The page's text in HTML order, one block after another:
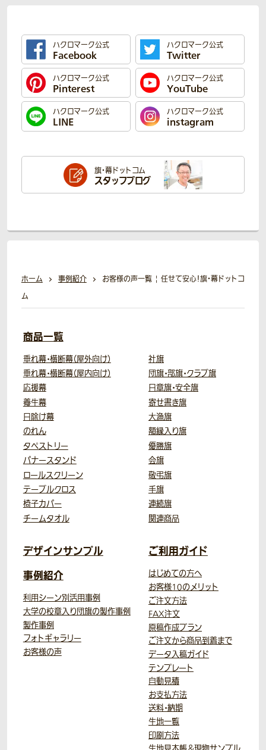
ハクロマーク公式
Facebook
ハクロマーク公式
Twitter
ハクロマーク公式
Pinterest
ハクロマーク公式
YouTube
ハクロマーク公式
LINE
ハクロマーク公式
instagram
旗・幕ドットコム
スタッフブログ
ホーム 事例紹介
お客様の声一覧 | 任せて安心！旗・幕ドットコ
ム
商品一覧
垂れ幕・横断幕（屋外向け）
垂れ幕・横断幕（屋内向け）
応援幕
養生幕
日除け幕
のれん
タペストリー
バナースタンド
ロールスクリーン
テーブルクロス
椅子カバー
チームタオル
社旗
団旗・部旗・クラブ旗
日章旗・安全旗
寄せ書き旗
大漁旗
額縁入り旗
優勝旗
会旗
敬弔旗
手旗
連続旗
関連商品
デザインサンプル
事例紹介
利用シーン別活用事例
大学の校章入り団旗の製作事例
製作事例
フォトギャラリー
お客様の声
ご利用ガイド
はじめての方へ
お客様10のメリット
ご注文方法
FAX注文
原稿作成プラン
ご注文から商品到着まで
データ入稿ガイド
テンプレート
自動見積
お支払方法
送料・納期
生地一覧
印刷方法